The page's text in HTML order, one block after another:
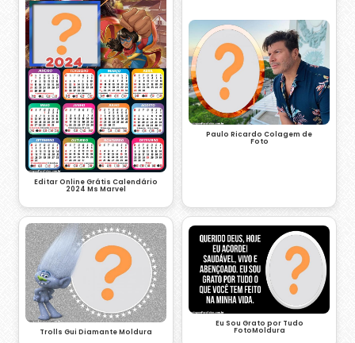
Editar Online Grátis Calendário
2024 Ms Marvel
Paulo Ricardo Colagem de
Foto
Trolls Gui Diamante Moldura
Eu Sou Grato por Tudo
FotoMoldura